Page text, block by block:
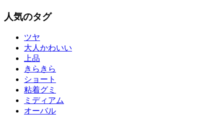
人気のタグ
ツヤ
大人かわいい
上品
きらきら
ショート
粘着グミ
ミディアム
オーバル